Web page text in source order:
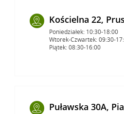
Kościelna 22,
Poniedziałek: 10:30-18:00
Wtorek-Czwartek: 09:30-
Piątek: 08:30-16:00
Puławska 30A,